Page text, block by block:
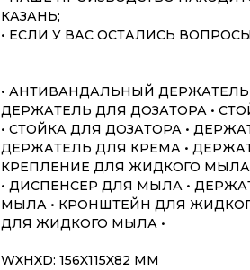
КАЗАНЬ;
• ЕСЛИ У ВАС ОСТАЛИСЬ
• АНТИВАНДАЛЬНЫЙ
ДЕРЖАТЕЛЬ ДЛЯ ДОЗАТОРА •
• СТОЙКА ДЛЯ ДОЗАТОРА •
ДЕРЖАТЕЛЬ ДЛЯ КРЕМА •
КРЕПЛЕНИЕ ДЛЯ ЖИДКОГО
• ДИСПЕНСЕР ДЛЯ МЫЛА •
МЫЛА • КРОНШТЕЙН ДЛЯ
ДЛЯ ЖИДКОГО МЫЛА •
WXHXD: 156X115X82 MM